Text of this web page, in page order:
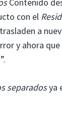
con el
a
y ahora
separadosya